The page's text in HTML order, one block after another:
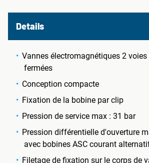
Details
Vannes électromagnétiques 2
fermées
Conception compacte
Fixation de la bobine par clip
Pression de service max : 31 bar
Pression différentielle d'ouverture
avec bobines ASC courant
Filetage de fixation sur le corps de